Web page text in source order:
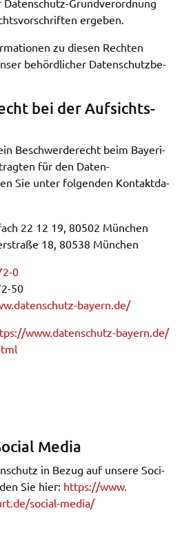
erge­ben.
zu diesen Rech­ten
behörd­li­cher Daten­schutz­be­
bei der Aufsichts­
Beschwer­de­recht beim Baye­ri­
für den Daten­
Sie unter folgen­den Kontakt­da­
22 12 19, 80502 München
18, 80538 München
0
50
​bayern.​de/
​www.​datenschutz-​bayern.​de/​
Media
in Bezug auf unse­re Soci­
Sie hier: https://​www.​
​social-​media/